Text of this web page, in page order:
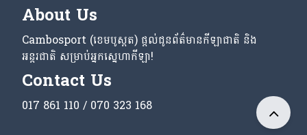
About Us
Cambosport (ខេមបូស្ពត) ផ្តល់ជូនព័ត៌មានកីឡាជាតិ និង
អន្តរជាតិ សម្រាប់អ្នកស្នេហាកីឡា!
Contact Us
017 861 110 / 070 323 168